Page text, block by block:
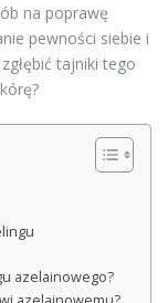
na poprawę
pewności siebie i
tajniki tego
azelainowego?